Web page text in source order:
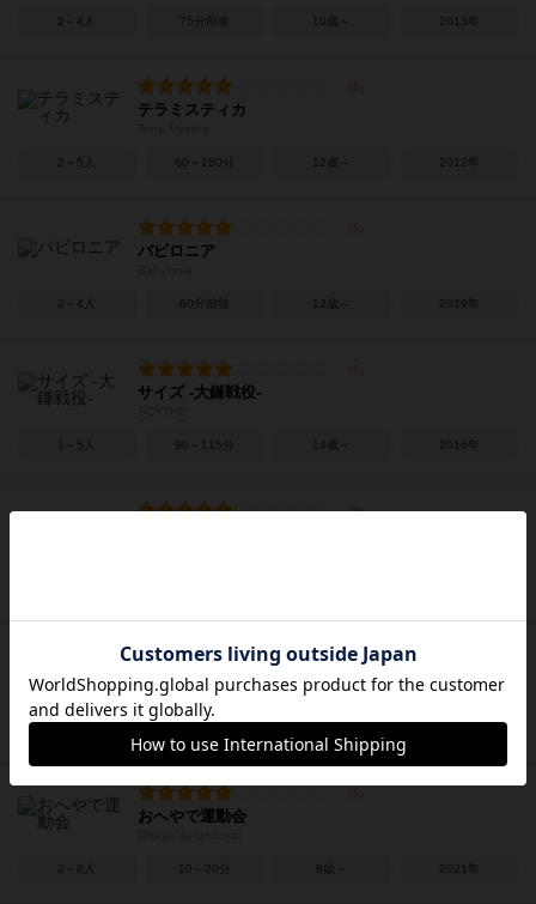
2～4人 75分前後 10歳～ 2013年
テラミスティカ
2～5人 60～150分 12歳～ 2012年
バビロニア
2～4人 60分前後 12歳～ 2019年
サイズ -大鎌戦役-
1～5人 90～115分 14歳～ 2016年
まるぺけ
MaruPeke
おへやで運動会
2～8人 10～20分 8歳～ 2021年